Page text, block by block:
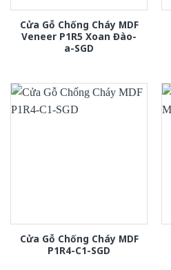
Cửa Gỗ Chống Cháy MDF
Veneer P1R5 Xoan Đào-
a-SGD
Cửa Gỗ Chống Cháy MDF
P1R4-C1-SGD